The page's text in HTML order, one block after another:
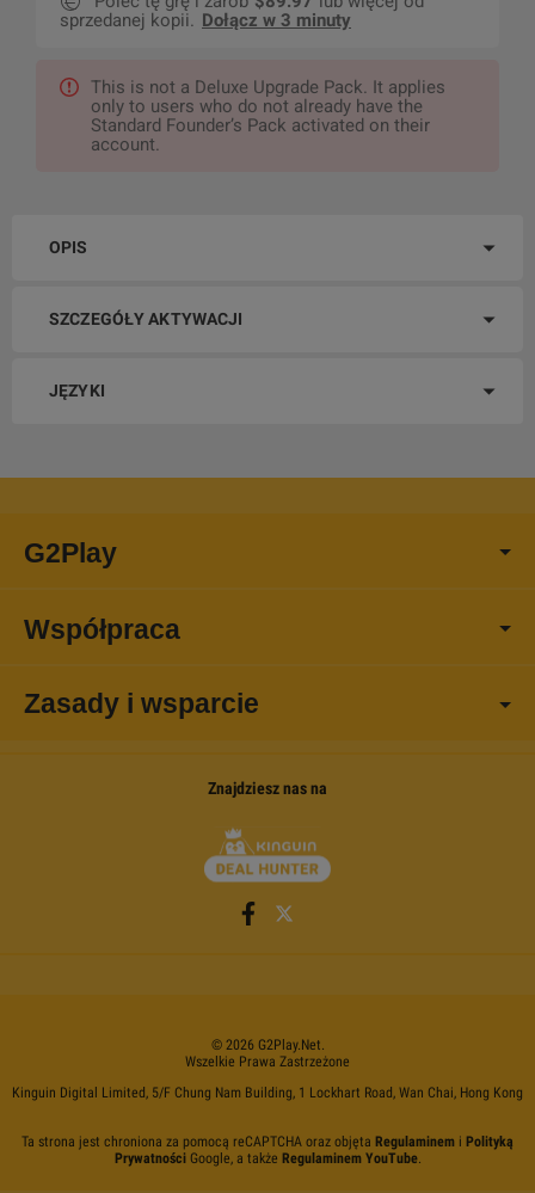
sprzedanej kopii. Dołącz w 3 minuty
This is not a Deluxe Upgrade Pack. It applies
only to users who do not already have the
Standard Founder’s Pack activated on their
account.
OPIS
SZCZEGÓŁY AKTYWACJI
JĘZYKI
G2Play
Współpraca
Zasady i wsparcie
Znajdziesz nas na
© 2026 G2Play.net.
Wszelkie Prawa Zastrzeżone
Kinguin Digital Limited, 5/F Chung Nam Building, 1 Lockhart Road, Wan Chai, Hong Kong
Ta strona jest chroniona za pomocą reCAPTCHA oraz objęta Regulaminem i Polityką
PrywatnościGoogle, a także Regulaminem YouTube.